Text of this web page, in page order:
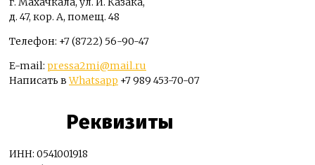
д. 47, кор. А, помещ. 48
Телефон: +7 (8722) 56-90-47
E-mail: pressa2mi@mail.ru
Написать вWhatsapp +7 989 453-70-07
Реквизиты
ИНН: 0541001918